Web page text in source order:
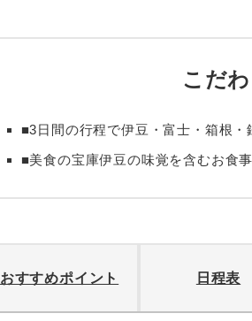
こだ
■3日間の行程で伊豆・富士・箱根・
■美食の宝庫伊豆の味覚を含むお食
おすすめポイント 日程表